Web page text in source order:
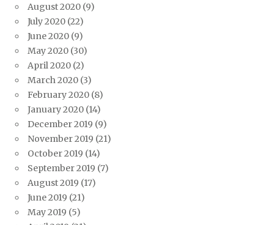
August 2020 (9)
July 2020 (22)
June 2020 (9)
May 2020 (30)
April 2020 (2)
March 2020 (3)
February 2020 (8)
January 2020 (14)
December 2019 (9)
November 2019 (21)
October 2019 (14)
September 2019 (7)
August 2019 (17)
June 2019 (21)
May 2019 (5)